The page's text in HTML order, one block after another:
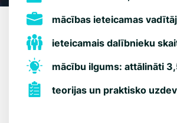
mācības ieteicamas
ieteicamais dalībnieku
mācību ilgums: attālināti
teorijas un praktisko